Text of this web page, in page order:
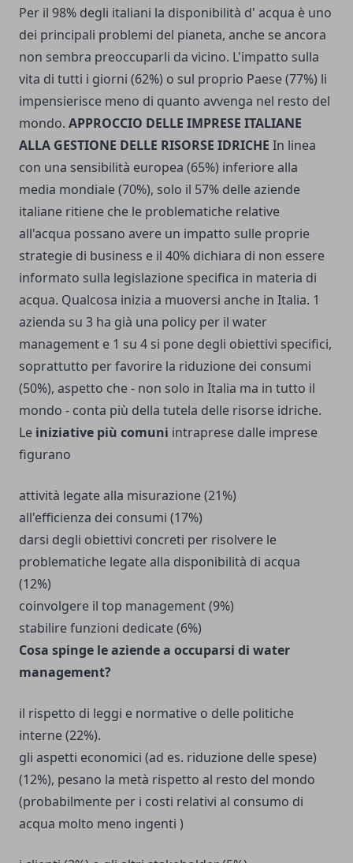
Per il 98% degli italiani la disponibilità d' acqua è uno
dei principali problemi del pianeta, anche se ancora
non sembra preoccuparli da vicino. L'impatto sulla
vita di tutti i giorni (62%) o sul proprio Paese (77%) li
impensierisce meno di quanto avvenga nel resto del
mondo. APPROCCIO DELLE IMPRESE ITALIANE
ALLA GESTIONE DELLE RISORSE IDRICHE In linea
con una sensibilità europea (65%) inferiore alla
media mondiale (70%), solo il 57% delle aziende
italiane ritiene che le problematiche relative
all'acqua possano avere un impatto sulle proprie
strategie di business e il 40% dichiara di non essere
informato sulla legislazione specifica in materia di
acqua. Qualcosa inizia a muoversi anche in Italia. 1
azienda su 3 ha già una policy per il water
management e 1 su 4 si pone degli obiettivi specifici,
soprattutto per favorire la riduzione dei consumi
(50%), aspetto che - non solo in Italia ma in tutto il
mondo - conta più della tutela delle risorse idriche.
Le iniziative più comuni intraprese dalle imprese
figurano
attività legate alla misurazione (21%)
all'efficienza dei consumi (17%)
darsi degli obiettivi concreti per risolvere le
problematiche legate alla disponibilità di acqua
(12%)
coinvolgere il top management (9%)
stabilire funzioni dedicate (6%)
Cosa spinge le aziende a occuparsi di water
management?
il rispetto di leggi e normative o delle politiche
interne (22%).
gli aspetti economici (ad es. riduzione delle spese)
(12%), pesano la metà rispetto al resto del mondo
(probabilmente per i costi relativi al consumo di
acqua molto meno ingenti )